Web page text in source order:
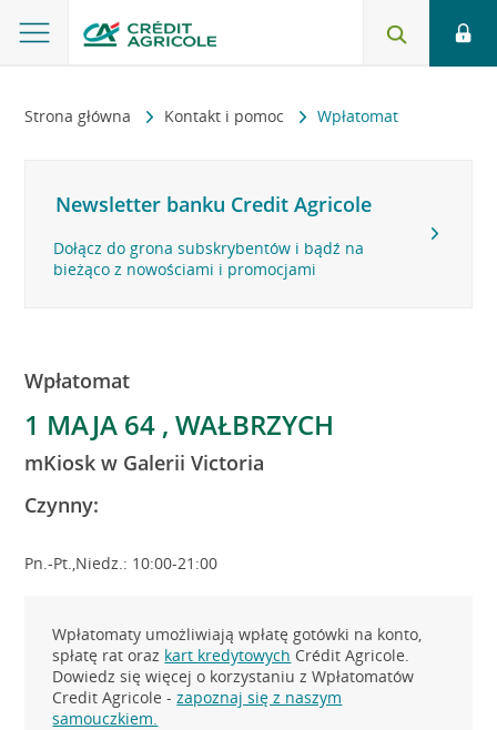
Strona główna Kontakt i pomoc Wpłatomat
Newsletter banku Credit Agricole
Dołącz do grona subskrybentów i bądź na
bieżąco z nowościami i promocjami
Wpłatomat
1 MAJA 64 , WAŁBRZYCH
mKiosk w Galerii Victoria
Czynny:
Pn.-Pt.,Niedz.: 10:00-21:00
Wpłatomaty umożliwiają wpłatę gotówki na konto,
spłatę rat oraz kart kredytowych Crédit Agricole.
Dowiedz się więcej o korzystaniu z Wpłatomatów
Credit Agricole -zapoznaj się z naszym
samouczkiem.